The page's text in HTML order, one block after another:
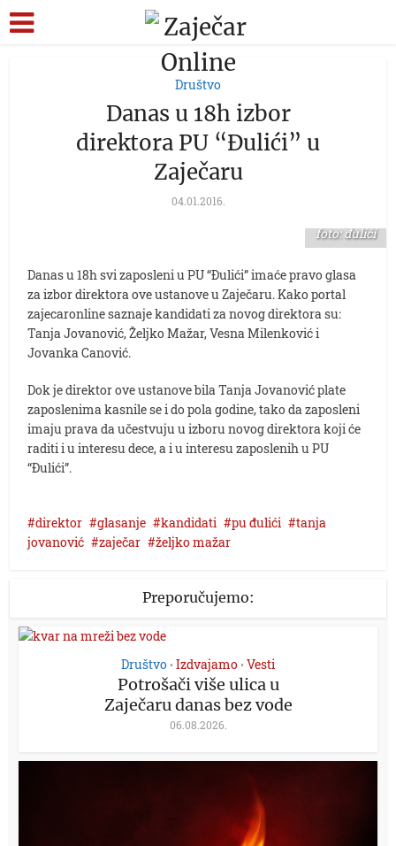
Društvo
Danas u 18h izbor
direktora PU “Đulići” u
Zaječaru
04.01.2016.
foto: đulići
Danas u 18h svi zaposleni u PU “Đulići” imaće pravo glasa
za izbor direktora ove ustanove u Zaječaru. Kako portal
zajecaronline saznaje kandidati za novog direktora su:
Tanja Jovanović, Željko Mažar, Vesna Milenković i
Jovanka Canović.
Dok je direktor ove ustanove bila Tanja Jovanović plate
zaposlenima kasnile se i do pola godine, tako da zaposleni
imaju prava da učestvuju u izboru novog direktora koji će
raditi i u interesu dece, a i u interesu zaposlenih u PU
“Đulići”.
direktor glasanje kandidati pu đulići
tanja
jovanović
zaječar željko mažar
Preporučujemo:
Društvo • Izdvajamo • Vesti
Potrošači više ulica u
Zaječaru danas bez vode
06.08.2026.